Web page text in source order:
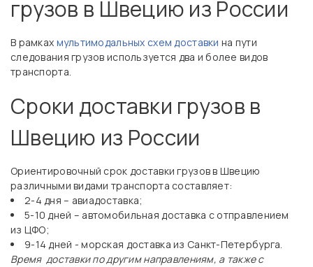
грузов в Швецию из России
В рамках мультимодальных схем доставки на пути
следования грузов используется два и более видов
транспорта.
Сроки доставки грузов в
Швецию из России
Ориентировочный срок доставки грузов в Швецию
различными видами транспорта составляет:
2-4 дня – авиадоставка;
5-10 дней – автомобильная доставка с отправлением
из ЦФО;
9-14 дней - морская доставка из Санкт-Петербурга.
Время доставки по другим направлениям, а также с